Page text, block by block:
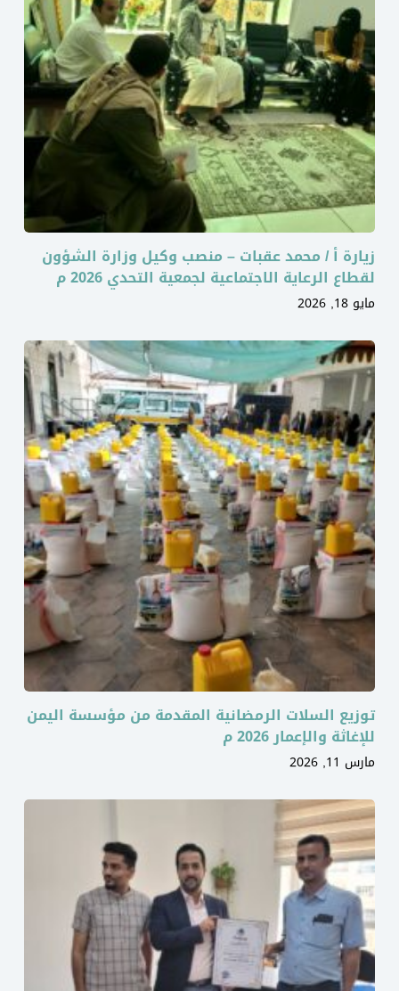
زيارة أ / محمد عقبات – منصب وكيل وزارة الشؤون
لقطاع الرعاية الاجتماعية لجمعية التحدي 2026 م
مايو 18, 2026
توزيع السلات الرمضانية المقدمة من مؤسسة اليمن
للإغاثة والإعمار 2026 م
مارس 11, 2026